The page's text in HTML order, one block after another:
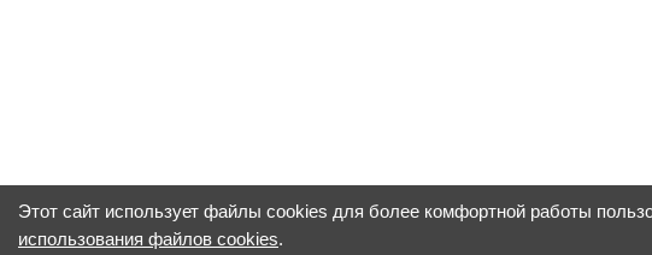
Этот сайт использует файлы cookies для более комфортной работы
использования файлов cookies.